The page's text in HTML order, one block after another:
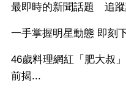
最即時的新聞話題 追蹤
一手掌握明星動態 即刻
46歲料理網紅「肥大叔
前揭...